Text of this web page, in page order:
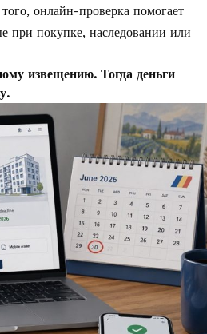
онлайн-проверка помогает
при покупке, наследовании или
извещению. Тогда деньги